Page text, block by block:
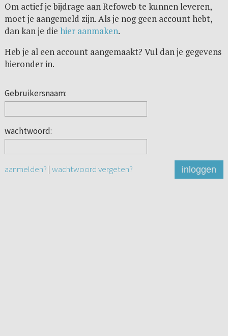
Om actief je bijdrage aan Refoweb te kunnen leveren,
moet je aangemeld zijn. Als je nog geen account hebt,
dan kan je die hier aanmaken.
Heb je al een account aangemaakt? Vul dan je gegevens
hieronder in.
Gebruikersnaam:
wachtwoord:
aanmelden? | wachtwoord vergeten? inloggen